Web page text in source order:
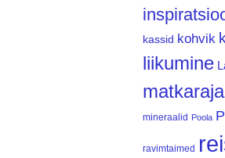
kassid kohvik
liikumine
mineraalid Poola
ravimtaimed